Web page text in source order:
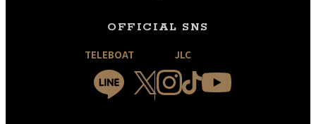
OFFICIAL SNS
TELEBOAT JLC